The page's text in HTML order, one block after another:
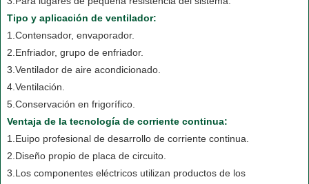
Tipo y aplicación de ventilador:
1.Contensador, envaporador.
2.Enfriador, grupo de enfriador.
3.Ventilador de aire acondicionado.
4.Ventilación.
5.Conservación en frigorífico.
Ventaja de la tecnología de corriente continua:
1.Euipo profesional de desarrollo de corriente continua.
2.Diseño propio de placa de circuito.
3.Los componentes eléctricos utilizan productos de los